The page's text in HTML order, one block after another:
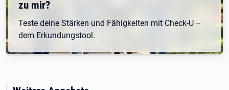
zu mir?
Teste deine Stärken und Fähigkeiten mit Check-U –
dem Erkundungstool.